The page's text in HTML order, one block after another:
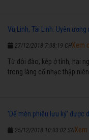
Vũ Linh, Tài Linh: Uyên
27/12/2018 7:08:19 CH
Từ đôi đào, kép ở tỉnh, hai
trong làng cổ nhạc thập niên
Xem
'Dế mèn phiêu lưu ký' được
25/12/2018 10:03:02 SA